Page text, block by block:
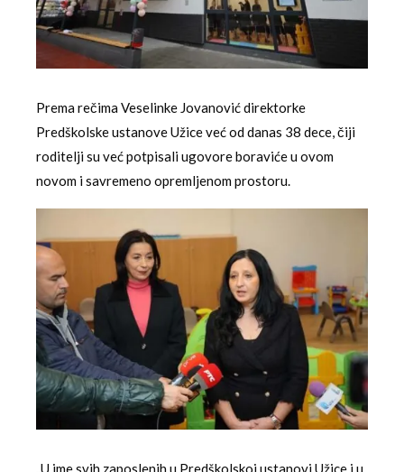
Prema rečima Veselinke Jovanović direktorke
Predškolske ustanove Užice već od danas 38 dece, čiji
roditelji su već potpisali ugovore boraviće u ovom
novom i savremeno opremljenom prostoru.
„U ime svih zaposlenih u Predškolskoj ustanovi Užice i u